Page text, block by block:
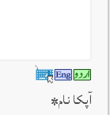
آپکا نام*